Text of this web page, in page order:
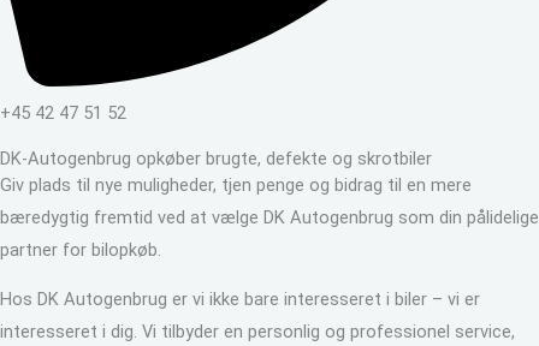
+45 42 47 51 52
DK-Autogenbrug opkøber brugte, defekte og skrotbiler
Giv plads til nye muligheder, tjen penge og bidrag til en mere
bæredygtig fremtid ved at vælge DK Autogenbrug som din pålidelige
partner for bilopkøb.
Hos DK Autogenbrug er vi ikke bare interesseret i biler – vi er
interesseret i dig. Vi tilbyder en personlig og professionel service,